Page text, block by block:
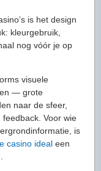
is het design
kleurgebruik,
nog vóór je op
visuele
— grote
naar de sfeer,
Voor wie
is
casino ideal een